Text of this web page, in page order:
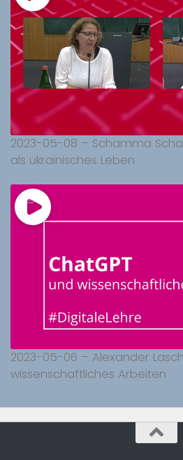
2023-05-08 – Schamma
als ukrainisches Leben
2023-05-06 – Alexander
wissenschaftliches Arbeiten